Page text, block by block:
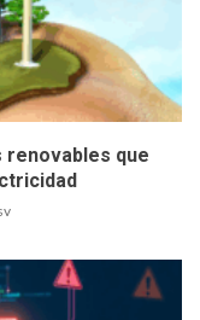
renovables que